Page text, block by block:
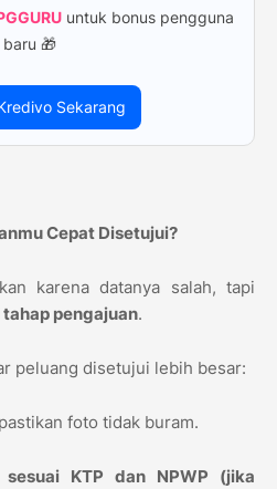
untuk bonus pengguna
baru 🎁
Sekarang
Cepat Disetujui?
karena datanya salah, tapi
pengajuan.
peluang disetujui lebih besar:
foto tidak buram.
sesuai KTP dan NPWP (jika